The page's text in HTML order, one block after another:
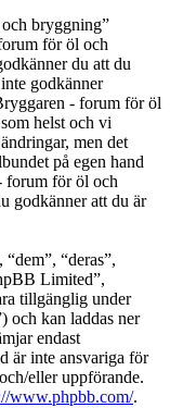
bryggning”
för öl och
du att du
godkänner
- forum för öl
helst och vi
men det
på egen hand
forum för öl och
godkänner att du är
“deras”,
Limited”,
tillgänglig under
och kan laddas ner
endast
är inte ansvariga för
eller uppförande.
www.phpbb.com/.